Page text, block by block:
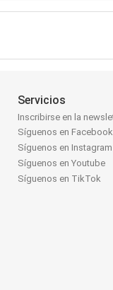
Servicios
Inscribirse en la
Síguenos en Facebook
Síguenos en Instagram
Síguenos en Youtube
Síguenos en TikTok